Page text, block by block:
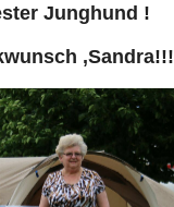
Junghund !
,Sandra!!!